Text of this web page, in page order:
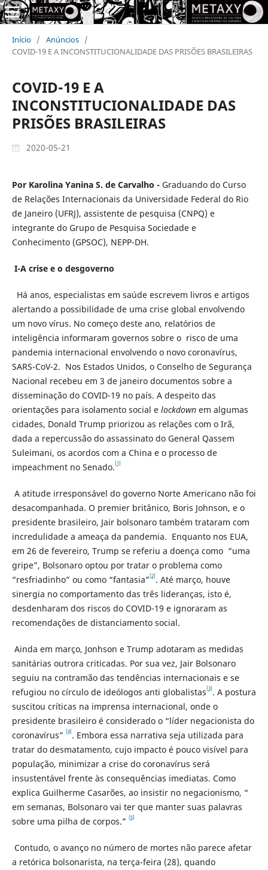
Início / Anúncios /
COVID-19 E A INCONSTITUCIONALIDADE DAS PRISÕES BRASILEIRAS
COVID-19 E A
INCONSTITUCIONALIDADE DAS
PRISÕES BRASILEIRAS
2020-05-21
Por Karolina Yanina S. de Carvalho - Graduando do Curso
de Relações Internacionais da Universidade Federal do Rio
de Janeiro (UFRJ), assistente de pesquisa (CNPQ) e
integrante do Grupo de Pesquisa Sociedade e
Conhecimento (GPSOC), NEPP-DH.
I-A crise e o desgoverno
Há anos, especialistas em saúde escrevem livros e artigos
alertando a possibilidade de uma crise global envolvendo
um novo vírus. No começo deste ano, relatórios de
inteligência informaram governos sobre o risco de uma
pandemia internacional envolvendo o novo coronavírus,
SARS-CoV-2. Nos Estados Unidos, o Conselho de Segurança
Nacional recebeu em 3 de janeiro documentos sobre a
disseminação do COVID-19 no país. A despeito das
orientações para isolamento social elockdown em algumas
cidades, Donald Trump priorizou as relações com o Irã,
dada a repercussão do assassinato do General Qassem
Suleimani, os acordos com a China e o processo de
impeachment no Senado. [1]
A atitude irresponsável do governo Norte Americano não foi
desacompanhada. O premier britânico, Boris Johnson, e o
presidente brasileiro, Jair bolsonaro também trataram com
incredulidade a ameaça da pandemia. Enquanto nos EUA,
em 26 de fevereiro, Trump se referiu a doença como “uma
gripe”, Bolsonaro optou por tratar o problema como
“resfriadinho” ou como “fantasia” [2] . Até março, houve
sinergia no comportamento das três lideranças, isto é,
desdenharam dos riscos do COVID-19 e ignoraram as
recomendações de distanciamento social.
Ainda em março, Jonhson e Trump adotaram as medidas
sanitárias outrora criticadas. Por sua vez, Jair Bolsonaro
seguiu na contramão das tendências internacionais e se
refugiou no círculo de ideólogos anti globalistas [3] . A postura
suscitou críticas na imprensa internacional, onde o
presidente brasileiro é considerado o “líder negacionista do
coronavírus” [4] . Embora essa narrativa seja utilizada para
tratar do desmatamento, cujo impacto é pouco visível para
população, minimizar a crise do coronavírus será
insustentável frente às consequências imediatas. Como
explica Guilherme Casarões, ao insistir no negacionismo, “
em semanas, Bolsonaro vai ter que manter suas palavras
sobre uma pilha de corpos.” [5]
Contudo, o avanço no número de mortes não parece afetar
a retórica bolsonarista, na terça-feira (28), quando